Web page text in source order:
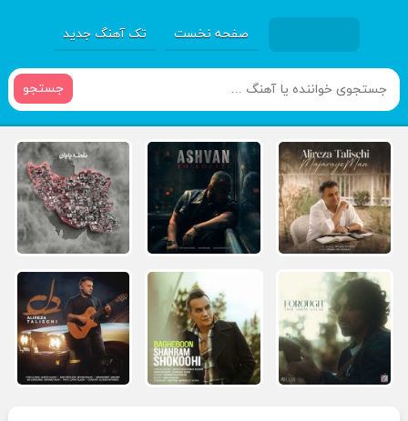
صفحه نخست تک آهنگ جدید
جستجو